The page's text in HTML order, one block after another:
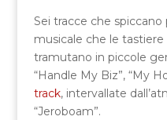
Sei tracce che
musicale che le tastiere
tramutano in piccole
“Handle My Biz”, “My
track, intervallate
“Jeroboam”.